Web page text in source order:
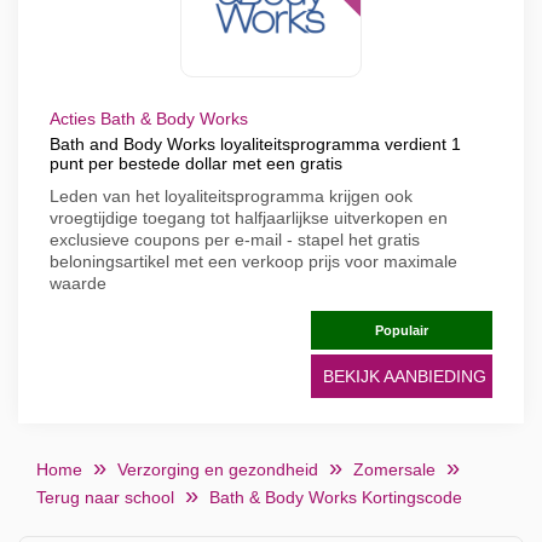
Acties Bath & Body Works
Bath and Body Works loyaliteitsprogramma verdient 1
punt per bestede dollar met een gratis
Leden van het loyaliteitsprogramma krijgen ook
vroegtijdige toegang tot halfjaarlijkse uitverkopen en
exclusieve coupons per e-mail - stapel het gratis
beloningsartikel met een verkoop prijs voor maximale
waarde
Populair
BEKIJK AANBIEDING
Home Verzorging en gezondheid
Zomersale
Terug naar school
Bath & Body Works Kortingscode